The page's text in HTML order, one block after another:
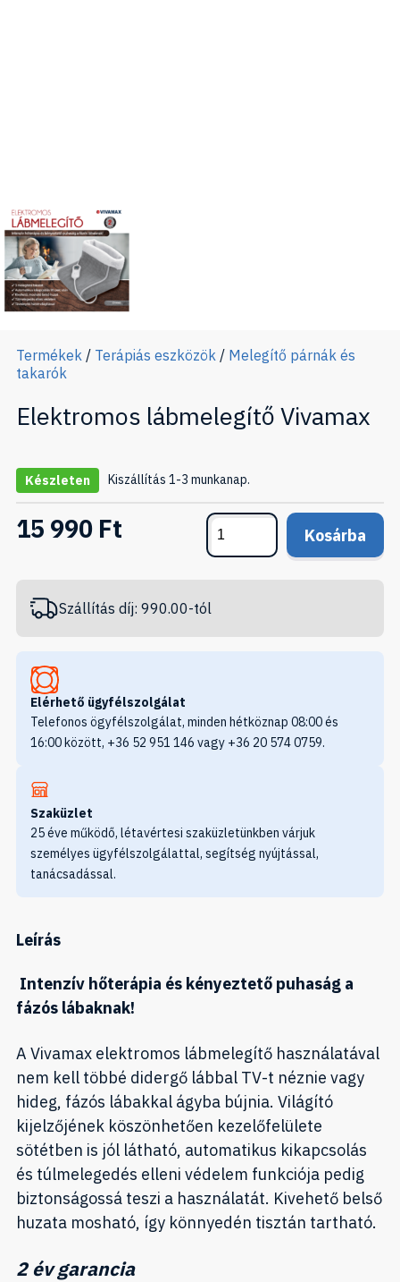
Termékek / Terápiás eszközök / Melegítő párnák és
takarók
Elektromos lábmelegítő Vivamax
Készleten Kiszállítás 1-3 munkanap.
15 990 Ft Kosárba
Szállítás díj: 990.00-tól
Elérhető ügyfélszolgálat
Telefonos ögyfélszolgálat, minden hétköznap 08:00 és
16:00 között, +36 52 951 146 vagy +36 20 574 0759.
Szaküzlet
25 éve működő, létavértesi szaküzletünkben várjuk
személyes ügyfélszolgálattal, segítség nyújtással,
tanácsadással.
Leírás
Intenzív hőterápia és kényeztető puhaság a
fázós lábaknak!
A Vivamax elektromos lábmelegítő használatával
nem kell többé didergő lábbal TV-t néznie vagy
hideg, fázós lábakkal ágyba bújnia. Világító
kijelzőjének köszönhetően kezelőfelülete
sötétben is jól látható, automatikus kikapcsolás
és túlmelegedés elleni védelem funkciója pedig
biztonságossá teszi a használatát. Kivehető belső
huzata mosható, így könnyedén tisztán tartható.
2 év garancia